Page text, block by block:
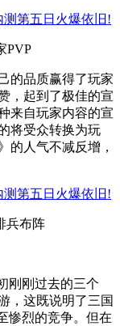
PVP
的品质赢得了玩家
，起到了极佳的宣
来自玩家内容的宣
将受众转换为玩
的人气不减反增，
兵布阵
刚刚过去的三个
，这既说明了三国
惨烈的竞争。但在